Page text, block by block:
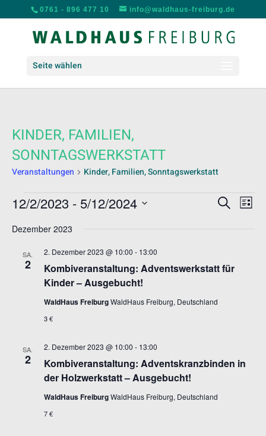
0761 - 896 477 10 info@waldhaus-freiburg.de
Seite wählen
KINDER, FAMILIEN,
SONNTAGSWERKSTATT
Veranstaltungen Kinder, Familien, Sonntagswerkstatt
VERANSTALTUNGEN
SUCHE
SucheListe
12/2/2023 - 5/12/2024
wählen.
Dezember 2023
SA.
2
Kombiveranstaltung: Adventswerkstatt für
Kinder – Ausgebucht!
2. Dezember 2023 @ 10:00 - 13:00
WaldHaus FreiburgWaldHaus Freiburg, Deutschland
3 €
SA.
2
Kombiveranstaltung: Adventskranzbinden in
der Holzwerkstatt – Ausgebucht!
2. Dezember 2023 @ 10:00 - 13:00
WaldHaus FreiburgWaldHaus Freiburg, Deutschland
7 €